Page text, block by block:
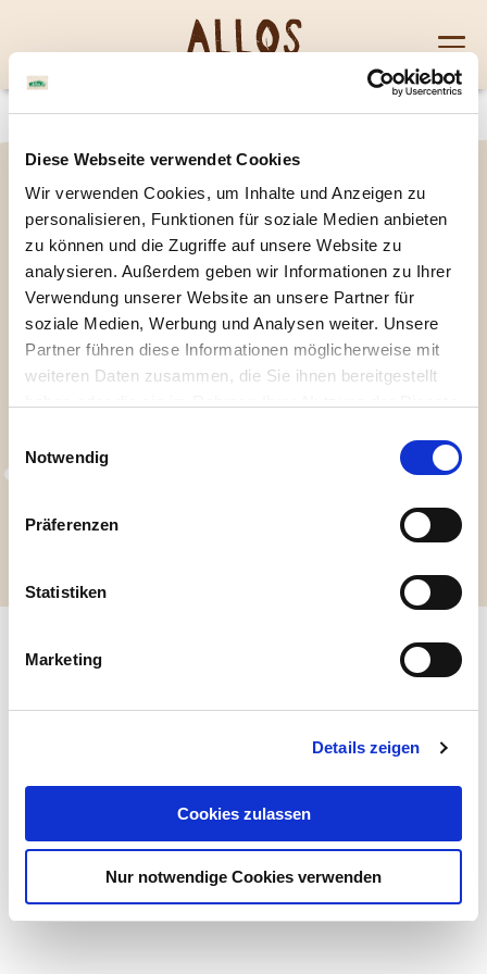
Diese Webseite verwendet Cookies
Wir verwenden Cookies, um Inhalte und Anzeigen zu
personalisieren, Funktionen für soziale Medien anbieten
zu können und die Zugriffe auf unsere Website zu
analysieren. Außerdem geben wir Informationen zu Ihrer
Verwendung unserer Website an unsere Partner für
soziale Medien, Werbung und Analysen weiter. Unsere
Partner führen diese Informationen möglicherweise mit
weiteren Daten zusammen, die Sie ihnen bereitgestellt
Cookies, wenn Sie unsere Webseite weiterhin nutzen.
Notwendig
Präferenzen
Statistiken
Marketing
Details zeigen
Cookies zulassen
Nur notwendige Cookies verwenden
Skip to content
menu
To
Facebook
profile
To
Instagram
profile
To
YouTube
profile
Presse FAQKontakt DatenschutzerklärungImpressum
Karriere
Allos Hofmanufaktur GmbH, Hoerneckestraße 39, 28217 Bremen